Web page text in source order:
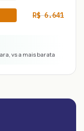
R$6.641
vs a mais barata